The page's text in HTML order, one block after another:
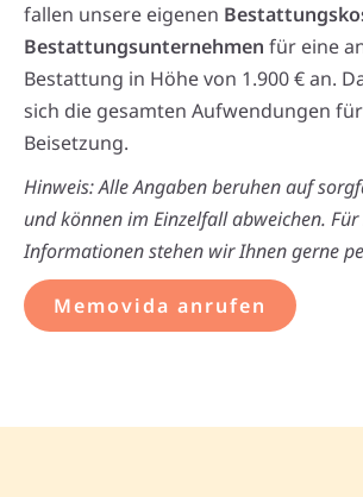
fallen unsere eigenen
Bestattungsunternehmen für eine
Bestattung in Höhe von 1.900 € an.
sich die gesamten Aufwendungen
Beisetzung.
Hinweis: Alle Angaben beruhen auf
und können im Einzelfall abweichen.
Informationen stehen wir Ihnen gerne
Memovida anrufen